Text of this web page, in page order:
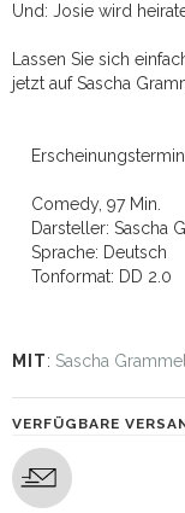
Und: Josie wird
Lassen Sie sich
jetzt auf Sascha
Comedy, 97 Min.
Darsteller: Sascha
Sprache: Deutsch
Tonformat: DD 2.0
MIT: Sascha Grammel
VERFÜGBARE